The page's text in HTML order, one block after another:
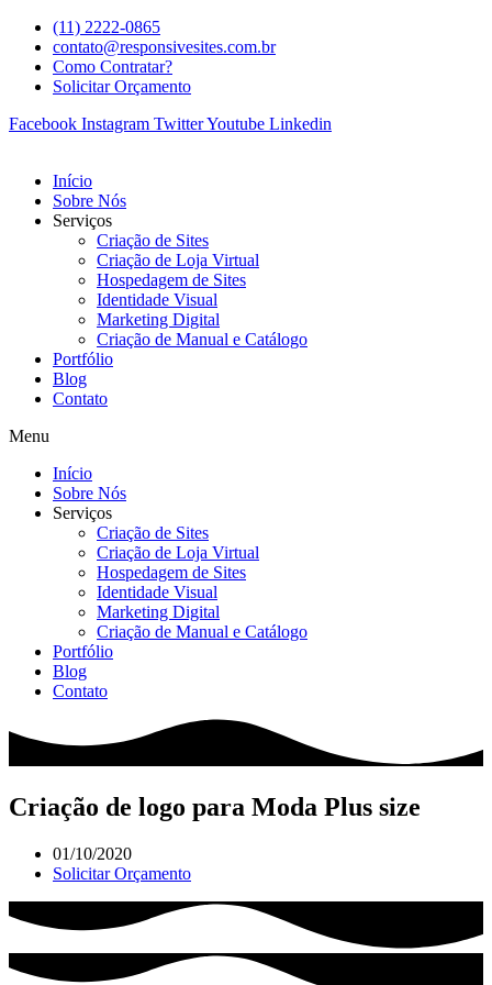
(11) 2222-0865
contato@responsivesites.com.br
Como Contratar?
Solicitar Orçamento
Facebook Instagram TwitterYoutube Linkedin
Início
Sobre Nós
Serviços
Criação de Sites
Criação de Loja Virtual
Hospedagem de Sites
Identidade Visual
Marketing Digital
Criação de Manual e Catálogo
Portfólio
Blog
Contato
Menu
Início
Sobre Nós
Serviços
Criação de Sites
Criação de Loja Virtual
Hospedagem de Sites
Identidade Visual
Marketing Digital
Criação de Manual e Catálogo
Portfólio
Blog
Contato
Criação de logo para Moda Plus size
01/10/2020
Solicitar Orçamento